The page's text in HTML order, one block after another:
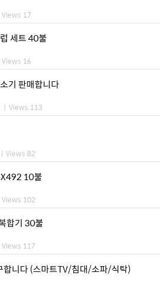
Views 17
세트 40불
Views 16
기 판매합니다
| Views 113
| Views 82
10불
Views 102
합기 30불
Views 117
합니다 (스마트TV/침대/소파/식탁)